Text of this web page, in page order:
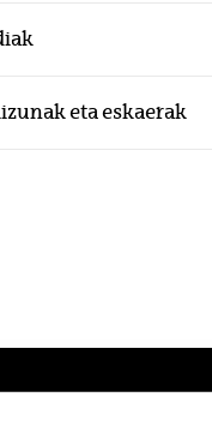
eta eskaerak